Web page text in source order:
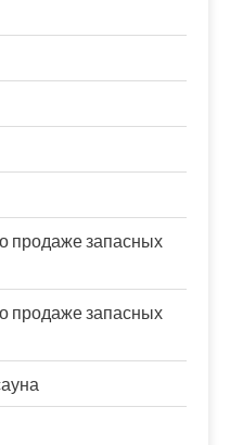
продаже запасных
продаже запасных